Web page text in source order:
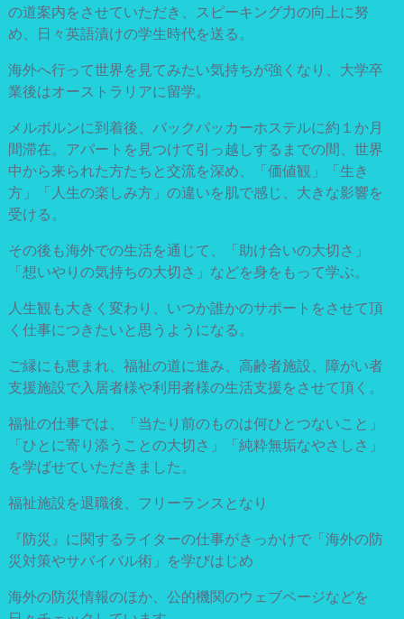
の道案内をさせていただき、スピーキング力の向上に努
め、日々英語漬けの学生時代を送る。
海外へ行って世界を見てみたい気持ちが強くなり、大学卒
業後はオーストラリアに留学。
メルボルンに到着後、バックパッカーホステルに約１か月
間滞在。アパートを見つけて引っ越しするまでの間、世界
中から来られた方たちと交流を深め、「価値観」「生き
方」「人生の楽しみ方」の違いを肌で感じ、大きな影響を
受ける。
その後も海外での生活を通じて、「助け合いの大切さ」
「想いやりの気持ちの大切さ」などを身をもって学ぶ。
人生観も大きく変わり、いつか誰かのサポートをさせて頂
く仕事につきたいと思うようになる。
ご縁にも恵まれ、福祉の道に進み、高齢者施設、障がい者
支援施設で入居者様や利用者様の生活支援をさせて頂く。
福祉の仕事では、「当たり前のものは何ひとつないこと」
「ひとに寄り添うことの大切さ」「純粋無垢なやさしさ」
を学ばせていただきました。
福祉施設を退職後、フリーランスとなり
『防災』に関するライターの仕事がきっかけで「海外の防
災対策やサバイバル術」を学びはじめ
海外の防災情報のほか、公的機関のウェブページなどを